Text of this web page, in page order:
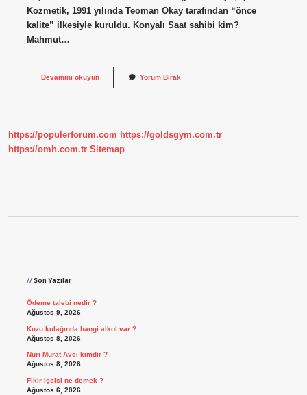
Kozmetik, 1991 yılında Teoman Okay tarafından “önce
kalite” ilkesiyle kuruldu. Konyalı Saat sahibi kim?
Mahmut…
Devamını okuyunNacar
Yorum Bırak
https://populerforum.com https://goldsgym.com.tr
https://omh.com.tr Sitemap
Son Yazılar
Ödeme talebi nedir ?
Ağustos 9, 2026
Kuzu kulağında hangi alkol var ?
Ağustos 8, 2026
Nuri Murat Avcı kimdir ?
Ağustos 8, 2026
Fikir işcisi ne demek ?
Ağustos 6, 2026